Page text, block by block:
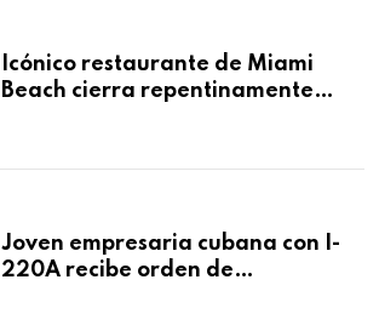
Icónico restaurante de Miami
Beach cierra repentinamente
Joven empresaria cubana con I-
220A recibe orden de